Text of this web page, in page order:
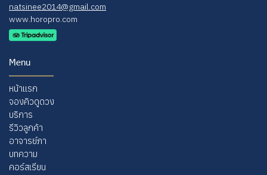
natsinee2014@gmail.com
www.horopro.com
Menu
หน้าแรก
จองคิวดูดวง
บริการ
รีวิวลูกค้า
อาจารย์ภา
บทความ
คอร์สเรียน